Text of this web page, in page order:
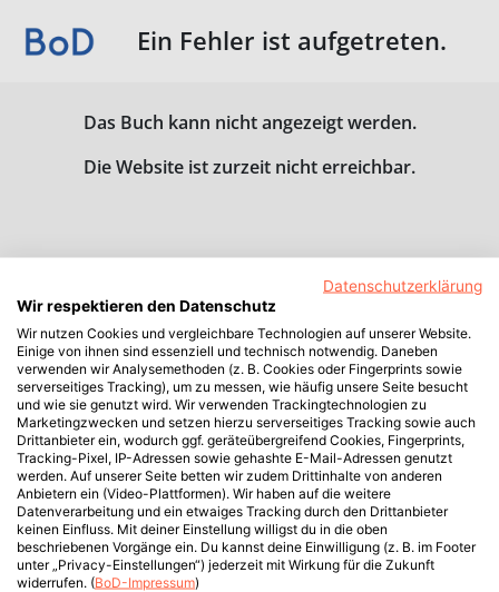
Ein Fehler ist aufgetreten.
Das Buch kann nicht angezeigt werden.
Die Website ist zurzeit nicht erreichbar.
Datenschutzerklärung
Wir respektieren den Datenschutz
Wir nutzen Cookies und vergleichbare Technologien auf unserer Website.
Einige von ihnen sind essenziell und technisch notwendig. Daneben
verwenden wir Analysemethoden (z. B. Cookies oder Fingerprints sowie
serverseitiges Tracking), um zu messen, wie häufig unsere Seite besucht
und wie sie genutzt wird. Wir verwenden Trackingtechnologien zu
Marketingzwecken und setzen hierzu serverseitiges Tracking sowie auch
Drittanbieter ein, wodurch ggf. geräteübergreifend Cookies, Fingerprints,
Tracking-Pixel, IP-Adressen sowie gehashte E-Mail-Adressen genutzt
werden. Auf unserer Seite betten wir zudem Drittinhalte von anderen
Anbietern ein (Video-Plattformen). Wir haben auf die weitere
Datenverarbeitung und ein etwaiges Tracking durch den Drittanbieter
keinen Einfluss. Mit deiner Einstellung willigst du in die oben
beschriebenen Vorgänge ein. Du kannst deine Einwilligung (z. B. im Footer
unter „Privacy-Einstellungen“) jederzeit mit Wirkung für die Zukunft
widerrufen. (BoD-Impressum)